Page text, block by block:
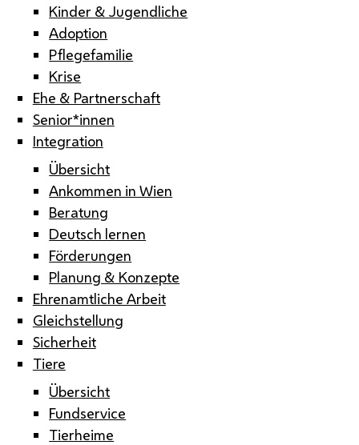
Kinder & Jugendliche
Adoption
Pflegefamilie
Krise
Ehe & Partnerschaft
Senior*innen
Integration
Übersicht
Ankommen in Wien
Beratung
Deutsch lernen
Förderungen
Planung & Konzepte
Ehrenamtliche Arbeit
Gleichstellung
Sicherheit
Tiere
Übersicht
Fundservice
Tierheime